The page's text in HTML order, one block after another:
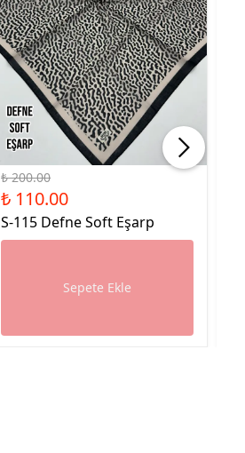
%45 İndirim
₺ 200.00
₺ 110.00
S-115 Defne Soft Eşarp
Sepete Ekle